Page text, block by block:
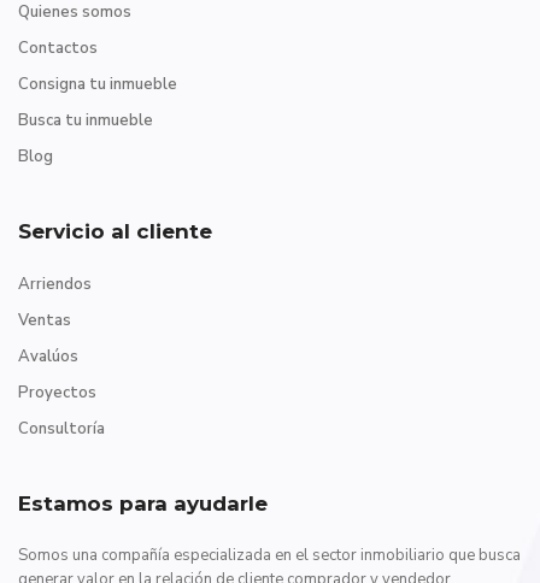
Quienes somos
Contactos
Consigna tu inmueble
Busca tu inmueble
Blog
Servicio al cliente
Arriendos
Ventas
Avalúos
Proyectos
Consultoría
Estamos para ayudarle
Somos una compañía especializada en el sector inmobiliario que busca